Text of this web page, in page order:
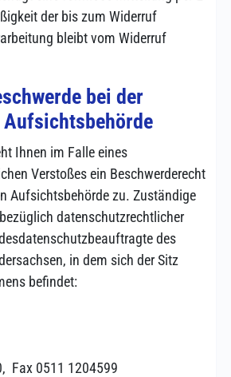
der bis zum Widerruf
bleibt vom Widerruf
bei der
Ihnen im Falle eines
Verstoßes ein Beschwerderecht
Aufsichtsbehörde zu. Zuständige
datenschutzrechtlicher
des
in dem sich der Sitz
befindet:
Fax 0511 1204599